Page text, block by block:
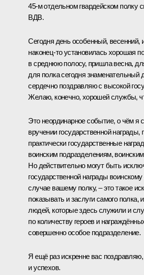
45-м отдельном гвардейском полку
ВДВ.
Сегодня день особенный, весенний,
наконец‑то установилась хорошая
в среднюю полосу, пришла весна,
для полка сегодня знаменательный
сердечно поздравляю с высокой
Желаю, конечно, хорошей службы,
Это неординарное событие, о чём я
вручении государственной награды,
практически государственные
воинским подразделениям,
Но действительно могут быть
государственной награды
случае вашему полку, – это такое
показывать и заслуги самого полка,
людей, которые здесь служили и
по количеству героев и
совершенно особое подразделение.
Я ещё раз искренне вас
и успехов.